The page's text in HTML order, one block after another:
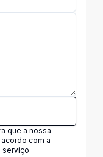
que a nossa
com a
serviço